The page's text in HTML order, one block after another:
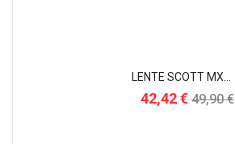
LENTE SCOTT MX...
Preço
42,42 € 49,90 €